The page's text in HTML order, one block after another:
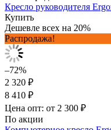
Кресло руководителя
Купить
Дешевле всех на 20%
Распродажа!
–72%
2 320 ₽
8 410 ₽
Цена опт: от 2 300 ₽
По акции